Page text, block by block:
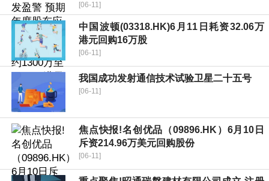
[06-11]
中国波顿(03318.HK)6月11日耗资32.06万
港元回购16万股
[06-11]
我国成功发射通信技术试验卫星二十五号
[06-11]
焦点快报!名创优品（09896.HK）6月10日
斥资214.96万美元回购股份
[06-11]